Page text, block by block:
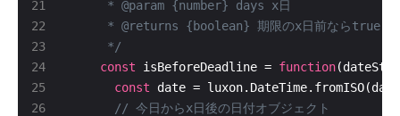
23
24
25
26
     */
const isBeforeDeadline = function
const date =